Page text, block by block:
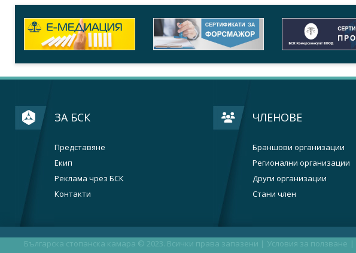
ЗА БСК
Представяне
Екип
Реклама чрез БСК
Контакти
ЧЛЕНОВЕ
Браншови организации
Регионални организации
Други организации
Стани член
Българска стопанска камара © 2023. Всички права запазени | Условия за ползване |